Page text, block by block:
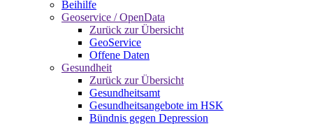
Beihilfe
Geoservice / OpenData
Zurück zur Übersicht
GeoService
Offene Daten
Gesundheit
Zurück zur Übersicht
Gesundheitsamt
Gesundheitsangebote im HSK
Bündnis gegen Depression